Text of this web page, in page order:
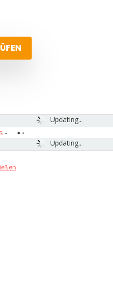
Updating...
Updating...
-